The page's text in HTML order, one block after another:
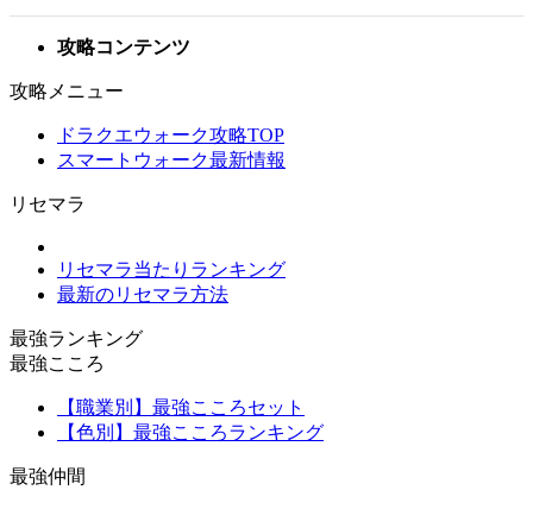
攻略コンテンツ
攻略メニュー
ドラクエウォーク攻略TOP
スマートウォーク最新情報
リセマラ
リセマラ当たりランキング
最新のリセマラ方法
最強ランキング
最強こころ
【職業別】最強こころセット
【色別】最強こころランキング
最強仲間